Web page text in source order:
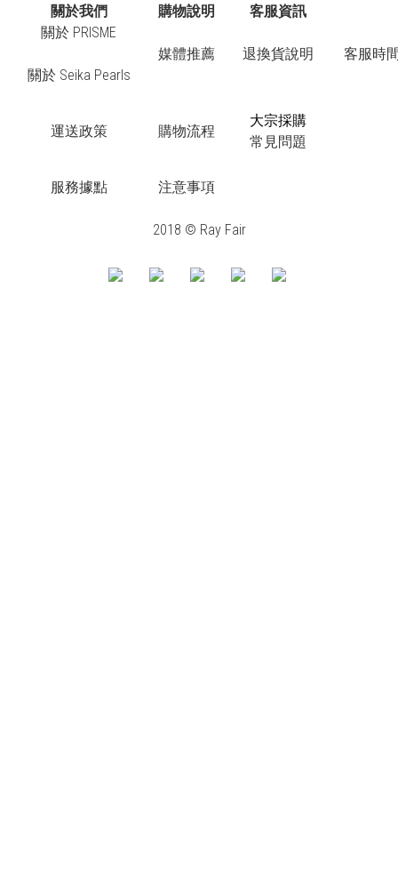
關於我們 購物說明
客服資訊
關於 PRISME
關於 Seika Pearls
媒體推薦 退換貨說明 客服時
運送政策 購物流程
大宗採購
常見問題
服務據點 注意事項
2018 © Ray Fair